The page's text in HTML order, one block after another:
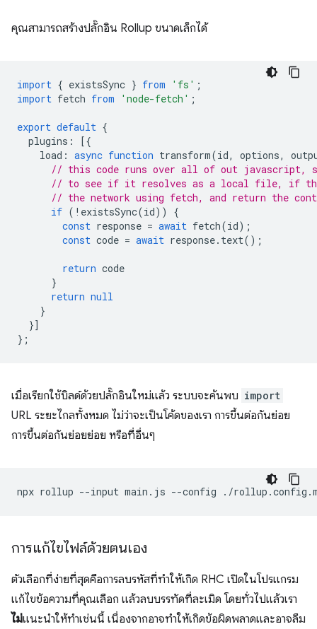
คุณสามารถสร้างปลั๊กอิน Rollup ขนาดเล็กได้
import { existsSync } from 'fs' ;
import fetch from 'node-fetch' ;
export default {
plugins :
[{
load : async function transform(id, options,
// this code runs over all of out javascript,
// to see if it resolves as a local file, if
// the network using fetch, and return the
if ( ! existsSync(id))
{
const response = await fetch(id);
const code = await response. text();
return code
}
return null
}
}]
};
เมื่อเรียกใช้บิลด์ด้วยปลั๊กอินใหม่แล้ว ระบบจะค้นพบ import
URL ระยะไกลทั้งหมด ไม่ว่าจะเป็นโค้ดของเรา การขึ้นต่อกันย่อย
การขึ้นต่อกันย่อยย่อย หรือที่อื่นๆ
npx rollup --input main.js --config ./
การแก้ไขไฟล์ด้วยตนเอง
ตัวเลือกที่ง่ายที่สุดคือการลบรหัสที่ทำให้เกิด RHC เปิดในโปรแกรม
แก้ไขข้อความที่คุณเลือก แล้วลบบรรทัดที่ละเมิด โดยทั่วไปแล้วเรา
ไม่แนะนำให้ทำเช่นนี้ เนื่องจากอาจทำให้เกิดข้อผิดพลาดและอาจลืม